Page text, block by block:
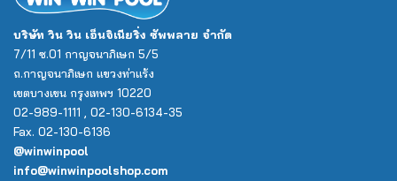
บริษัท วิน วิน เอ็นจิเนียริ่ง ซัพพลาย จำกัด
7/11 ซ.01 กาญจนาภิเษก 5/5
ถ.กาญจนาภิเษก แขวงท่าแร้ง
เขตบางเขน กรุงเทพฯ 10220
02-989-1111 , 02-130-6134-35
Fax. 02-130-6136
@winwinpool
info@winwinpoolshop.com